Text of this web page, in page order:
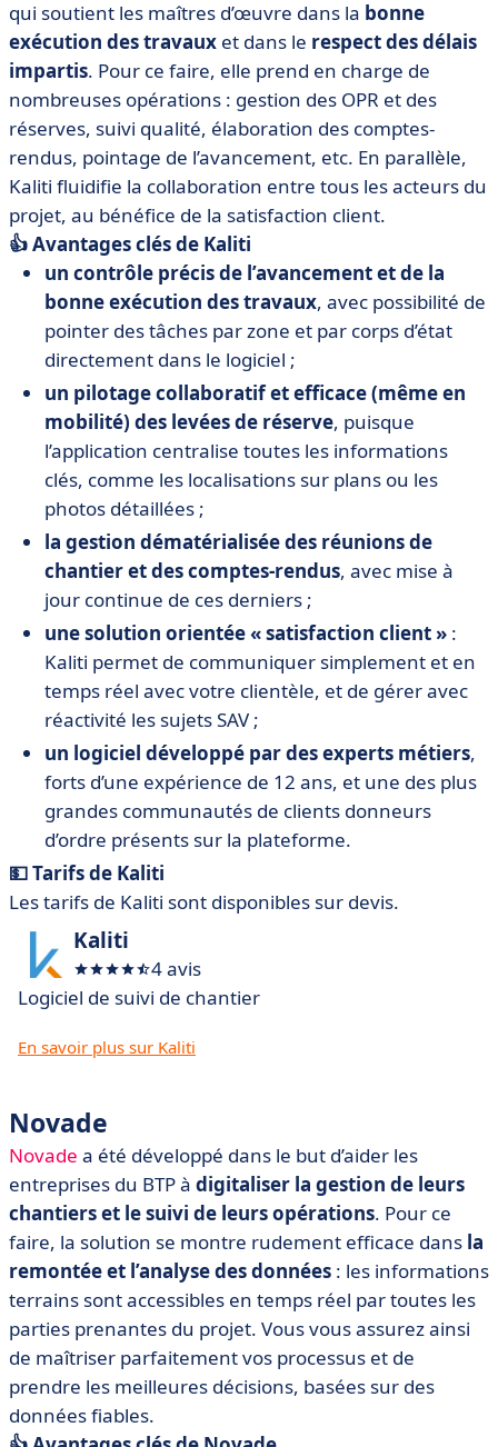
qui soutient les maîtres d’œuvre dans la bonne
exécution des travaux et dans le respect des délais
impartis. Pour ce faire, elle prend en charge de
nombreuses opérations : gestion des OPR et des
réserves, suivi qualité, élaboration des comptes-
rendus, pointage de l’avancement, etc. En parallèle,
Kaliti fluidifie la collaboration entre tous les acteurs du
projet, au bénéfice de la satisfaction client.
👍 Avantages clés de Kaliti
un contrôle précis de l’avancement et de la
bonne exécution des travaux, avec possibilité de
pointer des tâches par zone et par corps d’état
directement dans le logiciel ;
un pilotage collaboratif et efficace (même en
mobilité) des levées de réserve, puisque
l’application centralise toutes les informations
clés, comme les localisations sur plans ou les
photos détaillées ;
la gestion dématérialisée des réunions de
chantier et des comptes-rendus, avec mise à
jour continue de ces derniers ;
une solution orientée « satisfaction client » :
Kaliti permet de communiquer simplement et en
temps réel avec votre clientèle, et de gérer avec
réactivité les sujets SAV ;
un logiciel développé par des experts métiers,
forts d’une expérience de 12 ans, et une des plus
grandes communautés de clients donneurs
d’ordre présents sur la plateforme.
💵 Tarifs de Kaliti
Les tarifs de Kaliti sont disponibles sur devis.
Kaliti
4 avis
Logiciel de suivi de chantier
En savoir plus sur Kaliti
Novade
Novade a été développé dans le but d’aider les
entreprises du BTP à digitaliser la gestion de leurs
chantiers et le suivi de leurs opérations. Pour ce
faire, la solution se montre rudement efficace dans la
remontée et l’analyse des données : les informations
terrains sont accessibles en temps réel par toutes les
parties prenantes du projet. Vous vous assurez ainsi
de maîtriser parfaitement vos processus et de
prendre les meilleures décisions, basées sur des
données fiables.